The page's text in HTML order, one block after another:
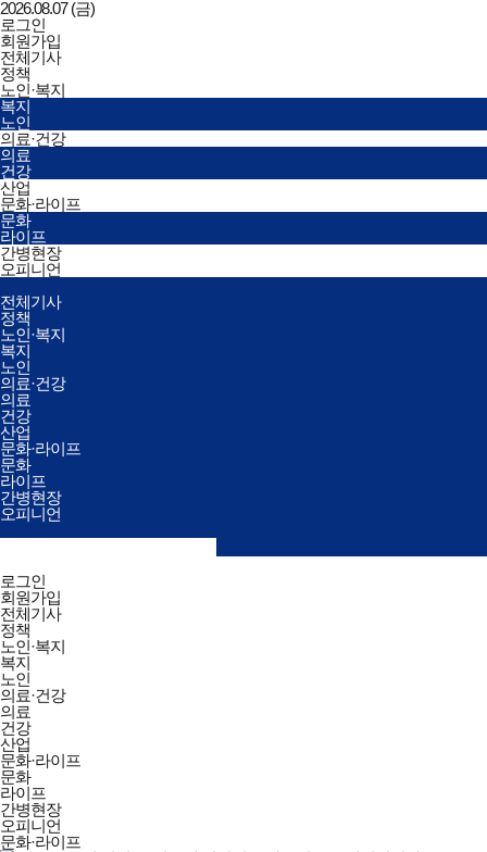
2026.08.07 (금)
로그인
회원가입
한국간병신문
전체기사
정책
노인·복지
복지
노인
의료·건강
의료
건강
산업
문화·라이프
문화
라이프
간병현장
오피니언
전체메뉴
열기/
닫기
전체기사
정책
노인·복지
복지
노인
의료·건강
의료
건강
산업
문화·라이프
문화
라이프
간병현장
오피니언
검색창
닫기
검색
전체메뉴
닫기
로그인
회원가입
전체기사
정책
노인·복지
복지
노인
의료·건강
의료
건강
산업
문화·라이프
문화
라이프
간병현장
오피니언
문화·라이프